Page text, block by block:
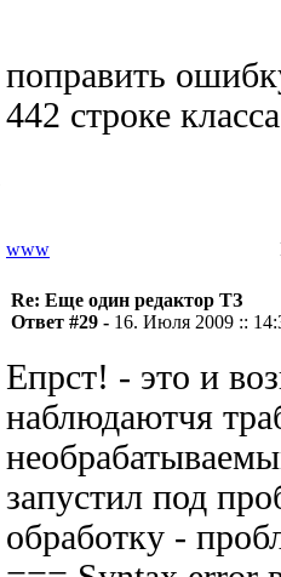
поправить
442 строке
www
Re: Еще один редактор ТЗ
Ответ #29 - 16. Июля 2009 ::
Епрст! - это и
наблюдаютчя
запустил под
обработку -